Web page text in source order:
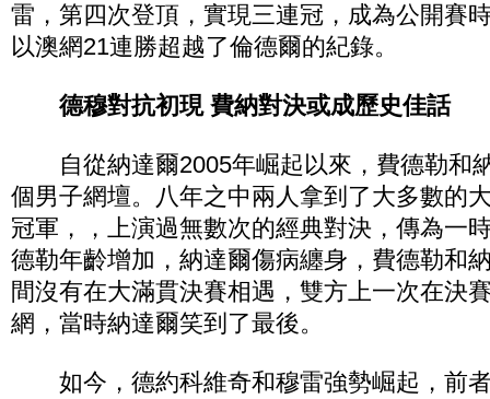
雷，第四次登頂，實現三連冠，成為公開賽
以澳網21連勝超越了倫德爾的紀錄。
德穆對抗初現 費納對決或成歷史佳話
自從納達爾2005年崛起以來，費德勒和
個男子網壇。八年之中兩人拿到了大多數的
冠軍，，上演過無數次的經典對決，傳為一
德勒年齡增加，納達爾傷病纏身，費德勒和
間沒有在大滿貫決賽相遇，雙方上一次在決
網，當時納達爾笑到了最後。
如今，德約科維奇和穆雷強勢崛起，前